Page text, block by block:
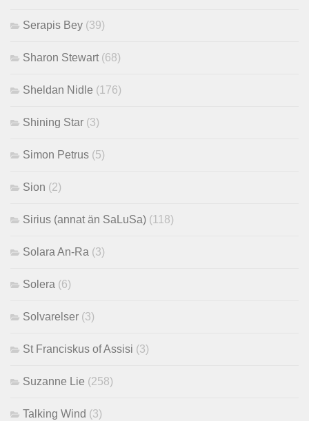
Serapis Bey (39)
Sharon Stewart (68)
Sheldan Nidle (176)
Shining Star (3)
Simon Petrus (5)
Sion (2)
Sirius (annat än SaLuSa) (118)
Solara An-Ra (3)
Solera (6)
Solvarelser (3)
St Franciskus of Assisi (3)
Suzanne Lie (258)
Talking Wind (3)